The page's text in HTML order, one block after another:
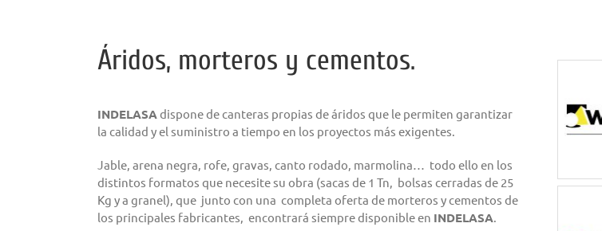
Áridos, morteros y cementos.
INDELASAdispone de canteras propias de áridos que le permiten garantizar
la calidad y el suministro a tiempo en los proyectos más exigentes.
Jable, arena negra, rofe, gravas, canto rodado, marmolina… todo ello en los
distintos formatos que necesite su obra (sacas de 1 Tn, bolsas cerradas de 25
Kg y a granel), que junto con una completa oferta de morteros y cementos de
los principales fabricantes, encontrará siempre disponible en INDELASA.